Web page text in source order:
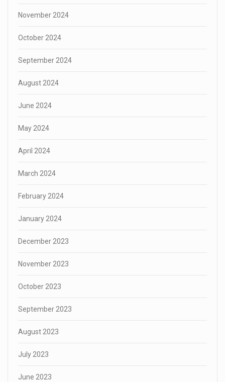
November 2024
October 2024
September 2024
August 2024
June 2024
May 2024
April 2024
March 2024
February 2024
January 2024
December 2023
November 2023
October 2023
September 2023
August 2023
July 2023
June 2023